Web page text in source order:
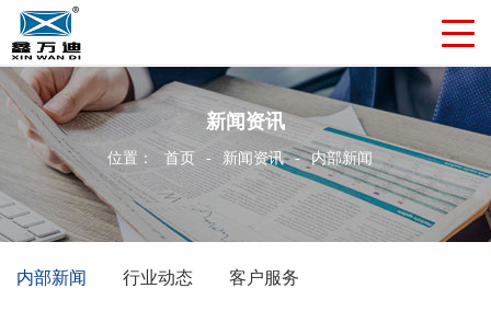
新闻资讯
位置： 首页 - 新闻资讯 - 内部新闻
内部新闻 行业动态 客户服务